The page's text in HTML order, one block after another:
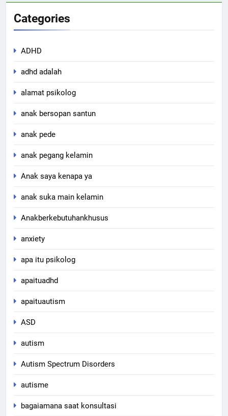
Categories
ADHD
adhd adalah
alamat psikolog
anak bersopan santun
anak pede
anak pegang kelamin
Anak saya kenapa ya
anak suka main kelamin
Anakberkebutuhankhusus
anxiety
apa itu psikolog
apaituadhd
apaituautism
ASD
autism
Autism Spectrum Disorders
autisme
bagaiamana saat konsultasi